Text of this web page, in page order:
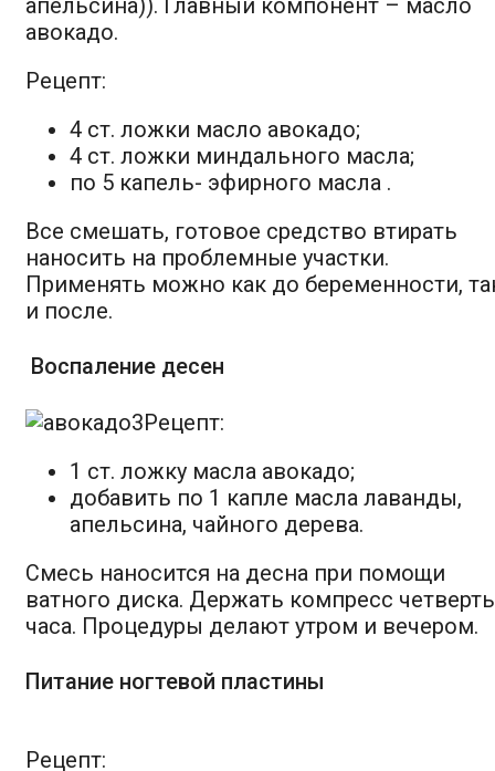
авокадо.
Рецепт:
4 ст. ложки масло авокадо;
4 ст. ложки миндального масла;
по 5 капель- эфирного масла .
Все смешать, готовое средство втирать
наносить на проблемные участки.
Применять можно как до беременности,
и после.
Воспаление десен
Рецепт:
1 ст. ложку масла авокадо;
добавить по 1 капле масла лаванды,
апельсина, чайного дерева.
Смесь наносится на десна при помощи
ватного диска. Держать компресс четверть
часа. Процедуры делают утром и вечером.
Питание ногтевой пластины
Рецепт: